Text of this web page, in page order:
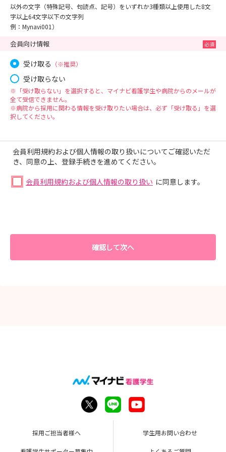
以外の文字（特殊記号、句読点、記号）をいずれか3種類以上使用した8文
字以上64文字以下の文字列
例：Mynavi001）
会員向け情報
受け取る （※推奨）
受け取らない
※「受け取らない」を選択すると、マイナビ看護学生や病院からのメールが
全て受信できません。
※病院から採用に関わる情報を受け取りたい場合は、必ず「受け取る」を選
択してください。
会員利用規約および個人情報の取り扱いについてご確認いただ
き、同意の上、登録手続きを進めてください。
会員利用規約および個人情報の取り扱い に同意します。
確認して次へ
採用ご担当者様へ 学生用お問い合わせ